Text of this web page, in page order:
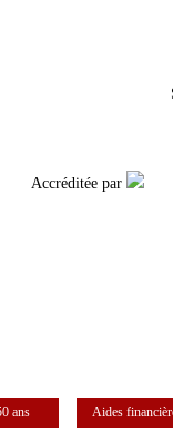
Accréditée par
ans Aides